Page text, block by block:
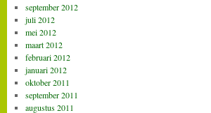
september 2012
juli 2012
mei 2012
maart 2012
februari 2012
januari 2012
oktober 2011
september 2011
augustus 2011